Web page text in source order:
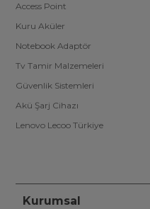
Access Point
Kuru Aküler
Notebook Adaptör
Tv Tamir Malzemeleri
Güvenlik Sistemleri
Akü Şarj Cihazı
Lenovo Lecoo Türkiye
Kurumsal